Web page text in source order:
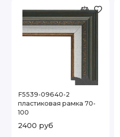
F5539-09640-2
пластиковая рамка 70-
100
2400 руб